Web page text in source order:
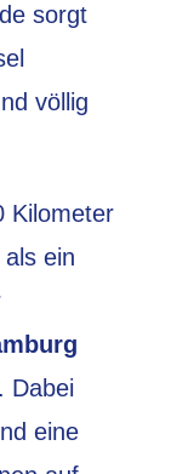
sorgt
völlig
Kilometer
ein
Dabei
eine